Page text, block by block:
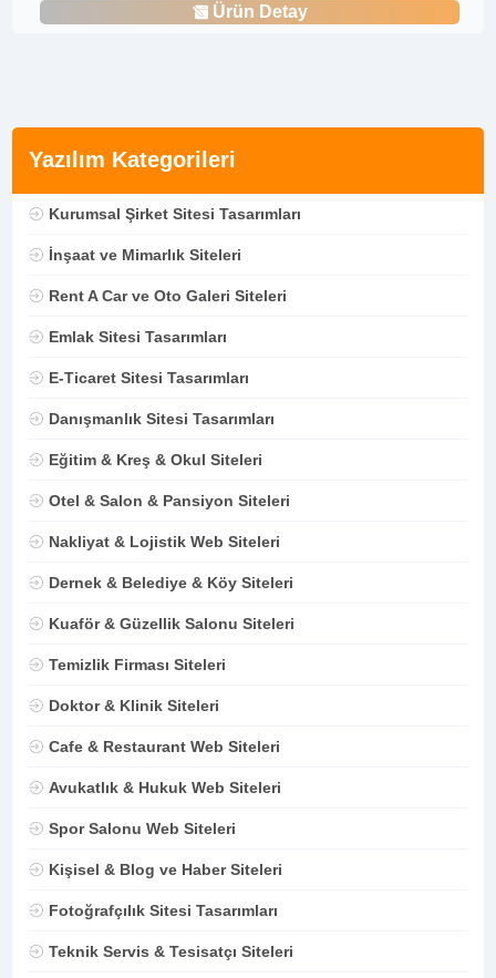
Yazılım Kategorileri
Kurumsal Şirket Sitesi Tasarımları
İnşaat ve Mimarlık Siteleri
Rent A Car ve Oto Galeri Siteleri
Emlak Sitesi Tasarımları
E-Ticaret Sitesi Tasarımları
Danışmanlık Sitesi Tasarımları
Eğitim & Kreş & Okul Siteleri
Otel & Salon & Pansiyon Siteleri
Nakliyat & Lojistik Web Siteleri
Dernek & Belediye & Köy Siteleri
Kuaför & Güzellik Salonu Siteleri
Temizlik Firması Siteleri
Doktor & Klinik Siteleri
Cafe & Restaurant Web Siteleri
Avukatlık & Hukuk Web Siteleri
Spor Salonu Web Siteleri
Kişisel & Blog ve Haber Siteleri
Fotoğrafçılık Sitesi Tasarımları
Teknik Servis & Tesisatçı Siteleri
Ürün Detay